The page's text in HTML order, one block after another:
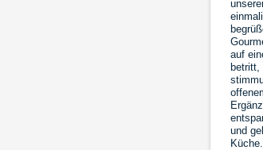
auf
betritt,
und
Küche.